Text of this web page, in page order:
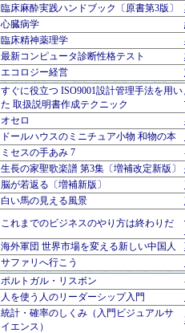
臨床麻酔実践ハンドブック〔原書第3版〕
心臓病学
臨床精神薬理学
最新コンピュータ診断性格テスト
エコロジー経営
すぐに役立つ ISO9001設計管理手法を用い
た 取扱説明書作成テクニック
オセロ
ドールハウスのミニチュア小物 和物の本
ミセスの手あみ 7
生長の家聖歌楽譜 第3集〔増補改定新版〕
脳が若返る〔増補新版〕
白い馬の見える風景
これまでのビジネスのやり方は終わりだ
海外軍団 世界市場を変える新しい中国人
サファリへ行こう
ポルトガル・リスボン
人を使う人のリーダーシップ入門
統計・確率のしくみ（入門ビジュアルサ
イエンス）